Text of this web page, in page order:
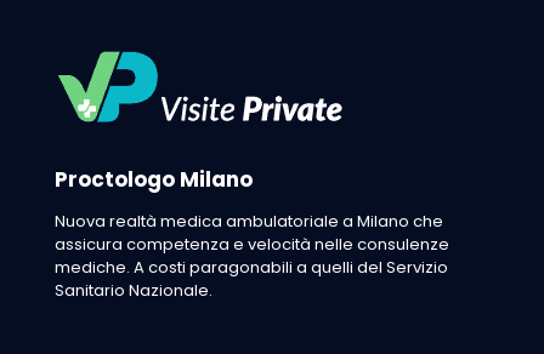
Proctologo Milano
Nuova realtà medica ambulatoriale a Milano che
assicura competenza e velocità nelle consulenze
mediche. A costi paragonabili a quelli del Servizio
Sanitario Nazionale.